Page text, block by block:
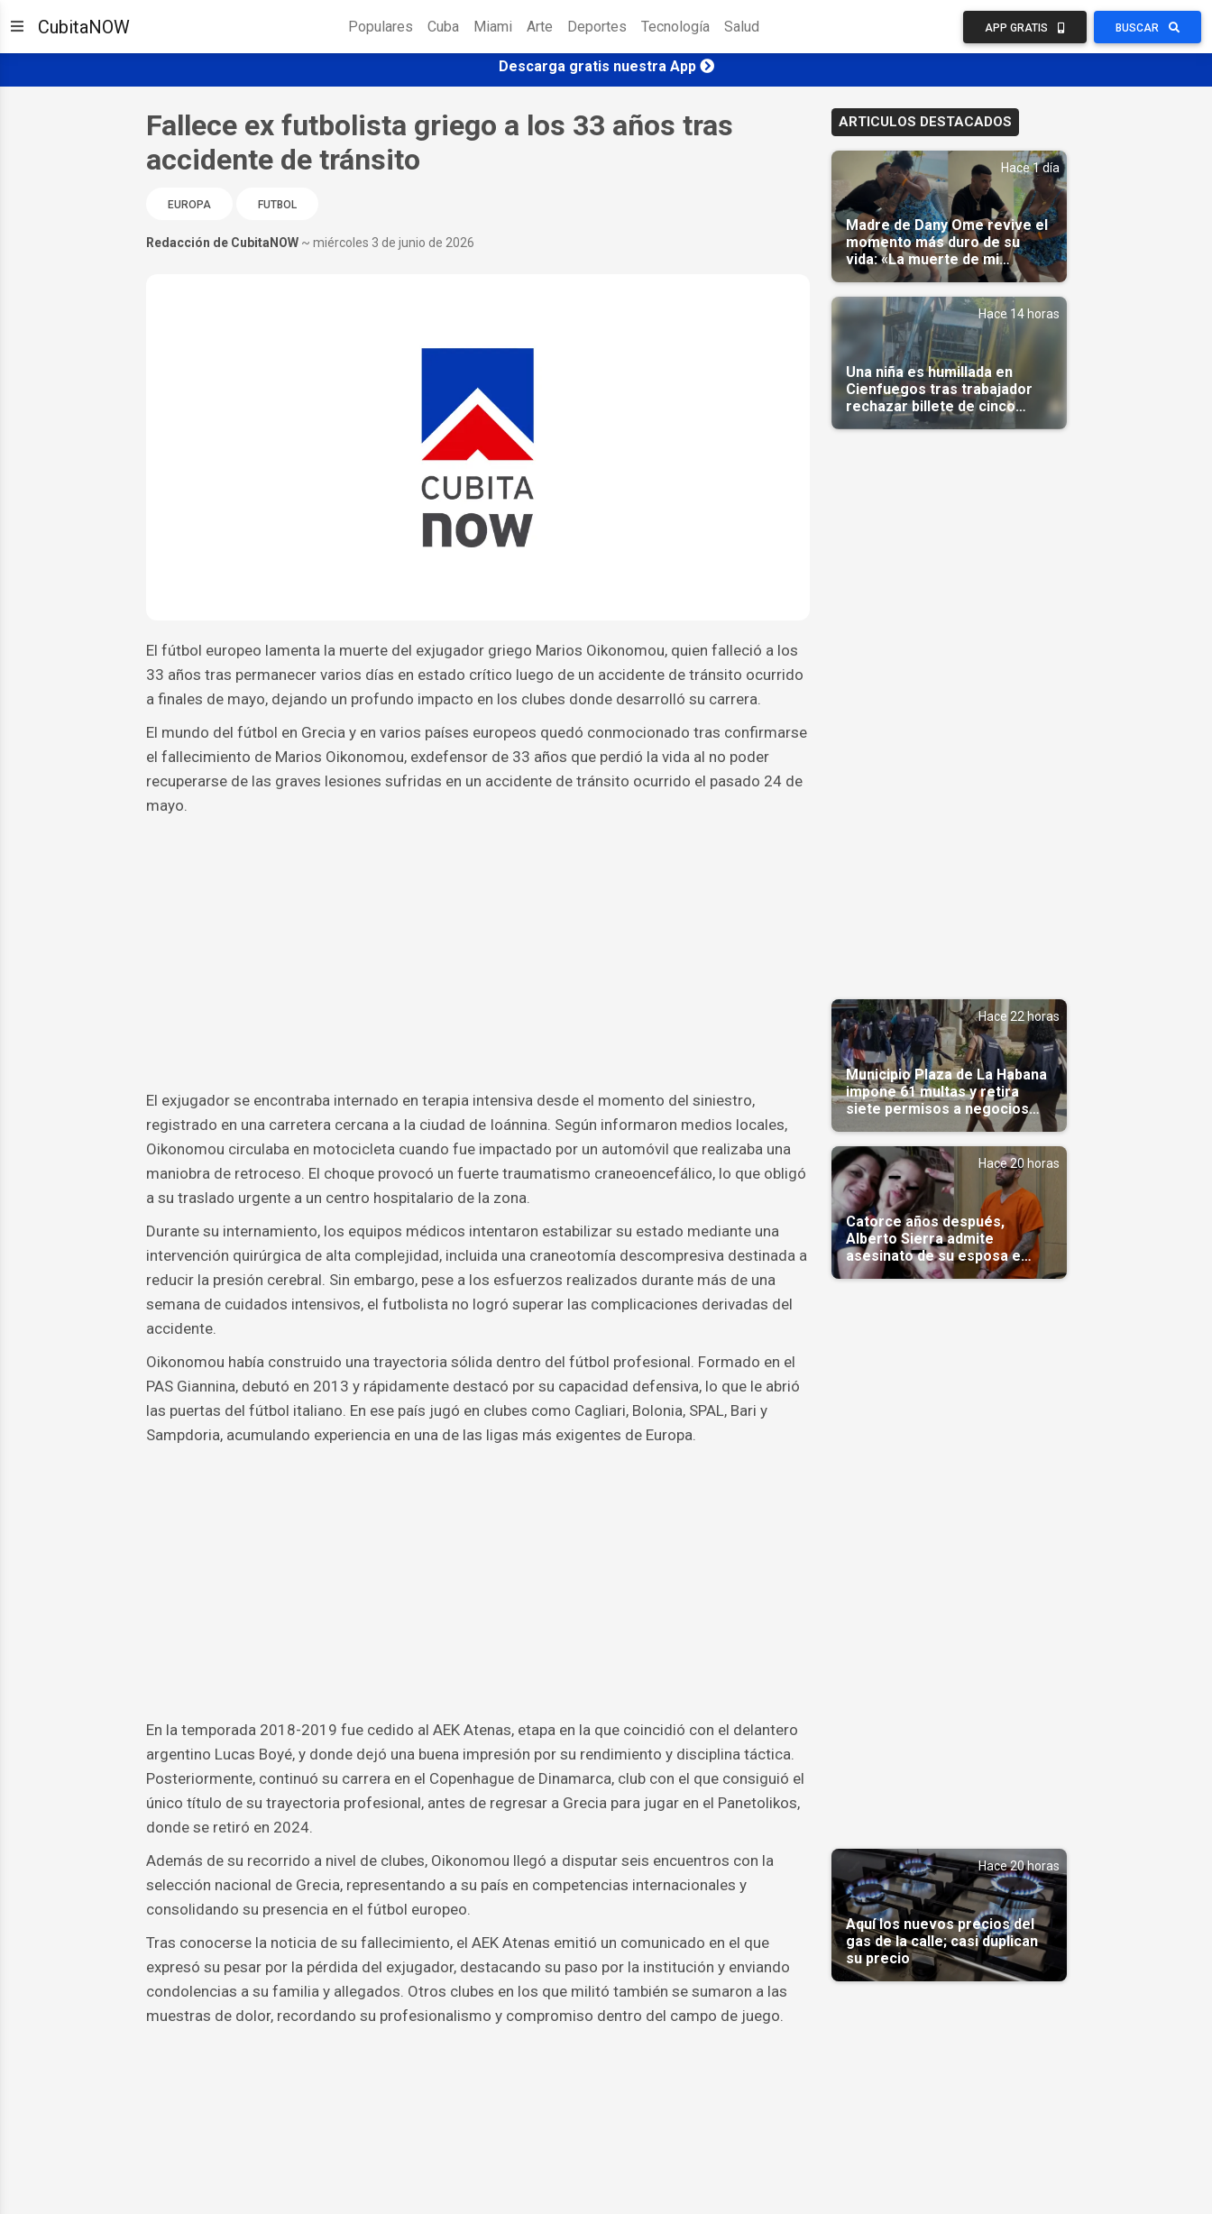
CubitaNOW Populares Cuba Miami Arte Deportes Tecnología Salud APP GRATIS BUSCAR
Descarga gratis nuestra App
Fallece ex futbolista griego a los 33 años tras
accidente de tránsito
EUROPA FUTBOL
Redacción de CubitaNOW ~ miércoles 3 de junio de 2026
El fútbol europeo lamenta la muerte del exjugador griego Marios Oikonomou, quien falleció a los
33 años tras permanecer varios días en estado crítico luego de un accidente de tránsito ocurrido
a finales de mayo, dejando un profundo impacto en los clubes donde desarrolló su carrera.
El mundo del fútbol en Grecia y en varios países europeos quedó conmocionado tras confirmarse
el fallecimiento de Marios Oikonomou, exdefensor de 33 años que perdió la vida al no poder
recuperarse de las graves lesiones sufridas en un accidente de tránsito ocurrido el pasado 24 de
mayo.
El exjugador se encontraba internado en terapia intensiva desde el momento del siniestro,
registrado en una carretera cercana a la ciudad de Ioánnina. Según informaron medios locales,
Oikonomou circulaba en motocicleta cuando fue impactado por un automóvil que realizaba una
maniobra de retroceso. El choque provocó un fuerte traumatismo craneoencefálico, lo que obligó
a su traslado urgente a un centro hospitalario de la zona.
Durante su internamiento, los equipos médicos intentaron estabilizar su estado mediante una
intervención quirúrgica de alta complejidad, incluida una craneotomía descompresiva destinada a
reducir la presión cerebral. Sin embargo, pese a los esfuerzos realizados durante más de una
semana de cuidados intensivos, el futbolista no logró superar las complicaciones derivadas del
accidente.
Oikonomou había construido una trayectoria sólida dentro del fútbol profesional. Formado en el
PAS Giannina, debutó en 2013 y rápidamente destacó por su capacidad defensiva, lo que le abrió
las puertas del fútbol italiano. En ese país jugó en clubes como Cagliari, Bolonia, SPAL, Bari y
Sampdoria, acumulando experiencia en una de las ligas más exigentes de Europa.
En la temporada 2018-2019 fue cedido al AEK Atenas, etapa en la que coincidió con el delantero
argentino Lucas Boyé, y donde dejó una buena impresión por su rendimiento y disciplina táctica.
Posteriormente, continuó su carrera en el Copenhague de Dinamarca, club con el que consiguió el
único título de su trayectoria profesional, antes de regresar a Grecia para jugar en el Panetolikos,
donde se retiró en 2024.
Además de su recorrido a nivel de clubes, Oikonomou llegó a disputar seis encuentros con la
selección nacional de Grecia, representando a su país en competencias internacionales y
consolidando su presencia en el fútbol europeo.
Tras conocerse la noticia de su fallecimiento, el AEK Atenas emitió un comunicado en el que
expresó su pesar por la pérdida del exjugador, destacando su paso por la institución y enviando
condolencias a su familia y allegados. Otros clubes en los que militó también se sumaron a las
muestras de dolor, recordando su profesionalismo y compromiso dentro del campo de juego.
ARTICULOS DESTACADOS
Hace 1 día
Madre de Dany Ome revive el
momento más duro de su
vida: «La muerte de mi
nieto»(Video)
Hace 14 horas
Una niña es humillada en
Cienfuegos tras trabajador
rechazar billete de cinco
pesos
Hace 22 horas
Municipio Plaza de La Habana
impone 61 multas y retira
siete permisos a negocios
Hace 20 horas
Catorce años después,
Alberto Sierra admite
asesinato de su esposa e
hijas; crimen que conmocionó
Hace 20 horas
Aquí los nuevos precios del
gas de la calle; casi duplican
su precio